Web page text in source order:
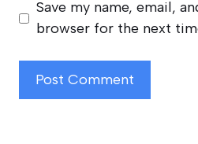
Save my name, email,
browser for the next